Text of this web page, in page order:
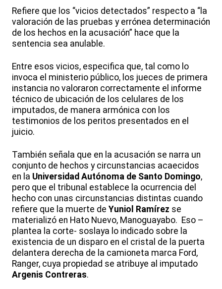
Refiere que los “vicios detectados” respecto a “la
valoración de las pruebas y errónea determinación
de los hechos en la acusación” hace que la
sentencia sea anulable.
Entre esos vicios, especifica que, tal como lo
invoca el ministerio público, los jueces de primera
instancia no valoraron correctamente el informe
técnico de ubicación de los celulares de los
imputados, de manera armónica con los
testimonios de los peritos presentados en el
juicio.
También señala que en la acusación se narra un
conjunto de hechos y circunstancias acaecidos
en la Universidad Autónoma de Santo Domingo,
pero que el tribunal establece la ocurrencia del
hecho con unas circunstancias distintas cuando
refiere que la muerte de Yuniol Ramírez se
materializó en Hato Nuevo, Manoguayabo. Eso –
plantea la corte- soslaya lo indicado sobre la
existencia de un disparo en el cristal de la puerta
delantera derecha de la camioneta marca Ford,
Ranger, cuya propiedad se atribuye al imputado
Argenis Contreras.